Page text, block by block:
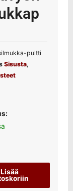
pultti
Sisusta,
Lisää